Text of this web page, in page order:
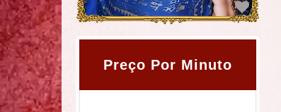
Preço Por Minuto